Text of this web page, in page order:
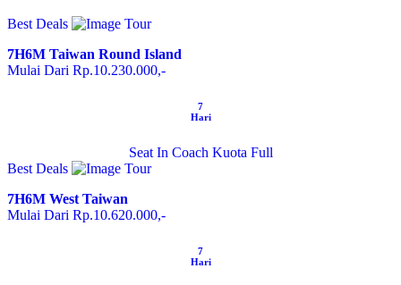
Best Deals
7H6M Taiwan Round Island
Mulai Dari Rp.10.230.000,-
7
Hari
Seat In Coach Kuota Full
Best Deals
7H6M West Taiwan
Mulai Dari Rp.10.620.000,-
7
Hari